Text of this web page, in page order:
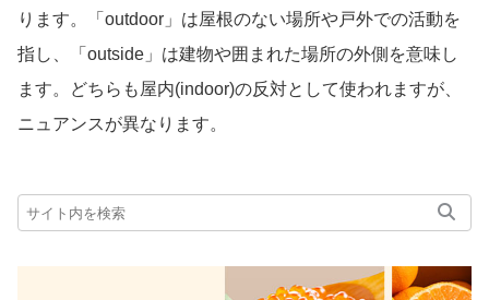
ります。「outdoor」は屋根のない場所や戸外での活動を
指し、「outside」は建物や囲まれた場所の外側を意味し
ます。どちらも屋内(indoor)の反対として使われますが、
ニュアンスが異なります。